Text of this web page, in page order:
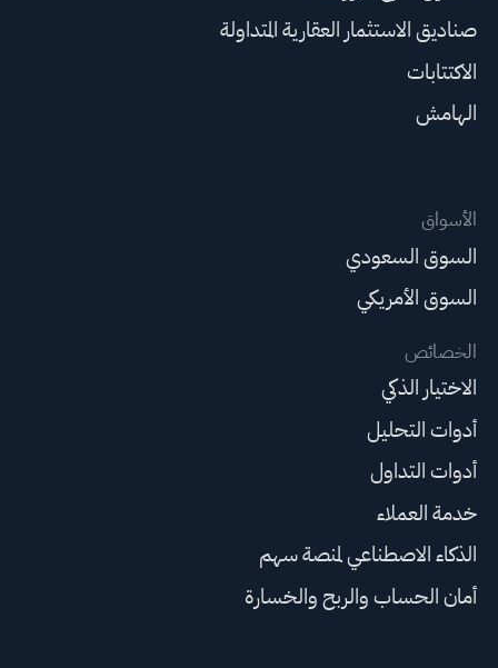
صناديق الاستثمار العقارية المتداولة
الاكتتابات
الهامش
الأسواق
السوق السعودي
السوق الأمريكي
الخصائص
الاختيار الذكي
أدوات التحليل
أدوات التداول
خدمة العملاء
الذكاء الاصطناعي لمنصة سهم
أمان الحساب والربح والخسارة